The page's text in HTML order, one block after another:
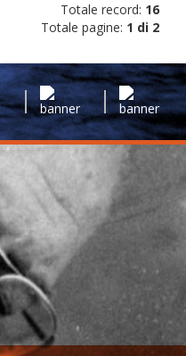
Totale record: 16
Totale pagine: 1 di 2